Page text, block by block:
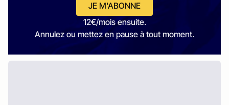
JE M'ABONNE
12€/mois ensuite.
Annulez ou mettez en pause à tout moment.